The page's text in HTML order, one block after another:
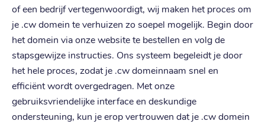
of een bedrijf vertegenwoordigt, wij maken het proces om
je .cw domein te verhuizen zo soepel mogelijk. Begin door
het domein via onze website te bestellen en volg de
stapsgewijze instructies. Ons systeem begeleidt je door
het hele proces, zodat je .cw domeinnaam snel en
efficiënt wordt overgedragen. Met onze
gebruiksvriendelijke interface en deskundige
ondersteuning, kun je erop vertrouwen dat je .cw domein